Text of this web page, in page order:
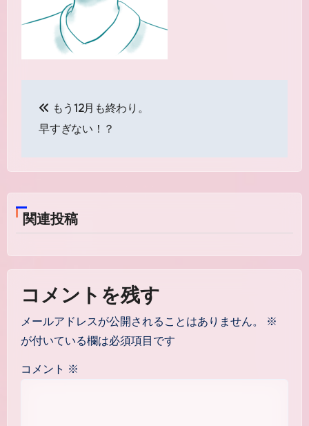
稿
ビ
ゲ
ー
シ
ョ
ン
もう12月も終わり。
早すぎない！？
関連投稿
コメントを残す
メールアドレスが公開されることはありません。
※
が付いている欄は必須項目です
コメント ※